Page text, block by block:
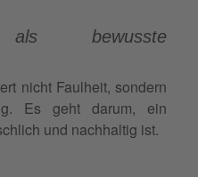
als bewusste
nicht Faulheit, sondern
Es geht darum, ein
und nachhaltig ist.